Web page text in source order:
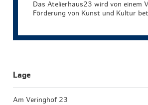
Das Atelierhaus23 wird von einem
Förderung von Kunst und Kultur
Lage
Am Veringhof 23